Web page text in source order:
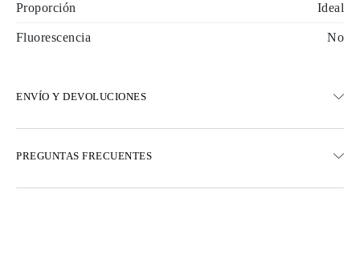
Proporción Ideal
Fluorescencia No
ENVÍO Y DEVOLUCIONES
Opciones de entrega exprés también están disponibles
PREGUNTAS FRECUENTES